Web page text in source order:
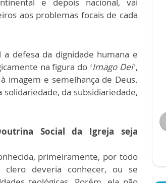
aos problemas focais de cada
defesa da dignidade humana e
na figura do‘Imago Dei’,
imagem e semelhança de Deus.
da subsidiariedade,
Social da Igreja seja
primeiramente, por todo
deveria conhecer, ou se